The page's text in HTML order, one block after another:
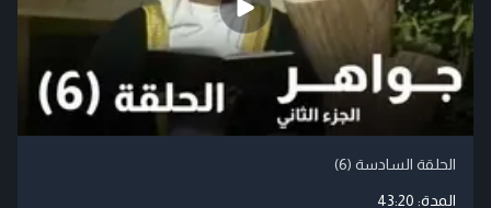
الحلقة السادسة (6)
المدة: 43:20